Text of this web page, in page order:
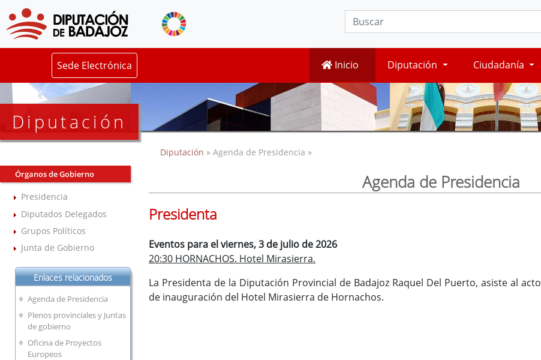
Sede Electrónica Inicio Diputación Ciudadanía
Diputación
Órganos de Gobierno
Presidencia
Diputados Delegados
Grupos Políticos
Junta de Gobierno
Enlaces relacionados
Agenda de Presidencia
Plenos provinciales y Juntas
de gobierno
Oficina de Proyectos
Europeos
Diputación » Agenda de Presidencia »
Agenda de Presidencia
Presidenta
Eventos para el viernes, 3 de julio de 2026
20:30 HORNACHOS. Hotel Mirasierra.
La Presidenta de la Diputación Provincial de Badajoz Raquel Del Puerto, asiste al acto
de inauguración del Hotel Mirasierra de Hornachos.